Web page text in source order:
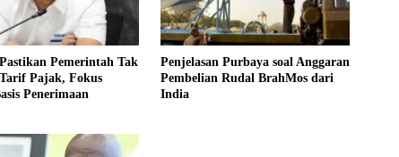
Pemerintah Tak
Pajak, Fokus
Penerimaan
Penjelasan Purbaya soal Anggaran
Pembelian Rudal BrahMos dari
India